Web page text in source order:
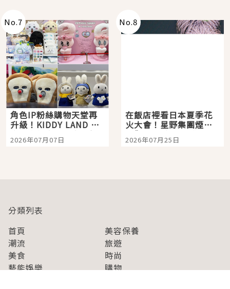
No.7
角色IP粉絲購物天堂再
升級！KIDDY LAND 原
宿店吉伊卡哇迎客，新
開幕 OMOKADO 店3分
2026年07月07日
No.8
在飯店裡看日本夏季花
火大會！星野集團煙火
景觀飯店6選，讓你不用
人擠人悠閒欣賞
2026年07月25日
分類列表
首頁
美容保養
潮流
旅遊
美食
時尚
藝能娛樂
購物